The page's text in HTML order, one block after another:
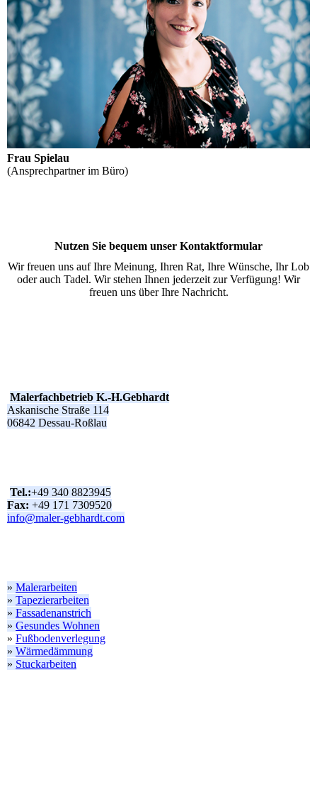
Frau Spielau
(Ansprechpartner im Büro)
Nutzen Sie bequem unser Kontaktformular
Wir freuen uns auf Ihre Meinung, Ihren Rat, Ihre Wünsche, Ihr Lob
oder auch Tadel. Wir stehen Ihnen jederzeit zur Verfügung! Wir
freuen uns über Ihre Nachricht.
Malerfachbetrieb K.-H.Gebhardt
Askanische Straße 114
06842 Dessau-Roßlau
Tel.:+49 340 8823945
Fax: +49 171 7309520
info@maler-gebhardt.com
» Malerarbeiten
» Tapezierarbeiten
» Fassadenanstrich
» Gesundes Wohnen
» Fußbodenverlegung
» Wärmedämmung
» Stuckarbeiten